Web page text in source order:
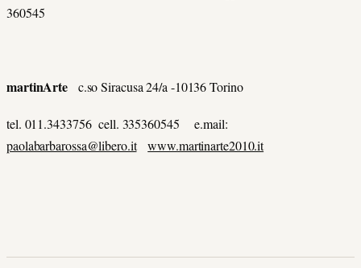
360545
martinArte c.so Siracusa 24/a -10136 Torino
tel. 011.3433756 cell. 335360545 e.mail:
paolabarbarossa@libero.it
www.martinarte2010.it